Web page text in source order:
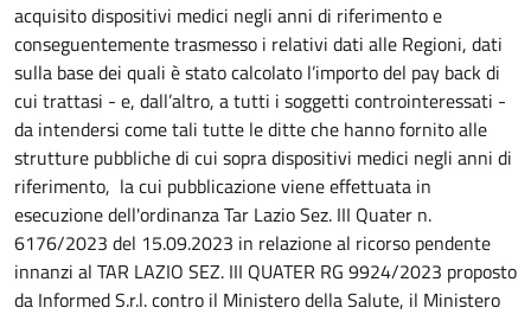
acquisito dispositivi medici negli anni di riferimento e
conseguentemente trasmesso i relativi dati alle Regioni, dati
sulla base dei quali è stato calcolato l’importo del pay back di
cui trattasi - e, dall’altro, a tutti i soggetti controinteressati -
da intendersi come tali tutte le ditte che hanno fornito alle
strutture pubbliche di cui sopra dispositivi medici negli anni di
riferimento, la cui pubblicazione viene effettuata in
esecuzione dell'ordinanza Tar Lazio Sez. III Quater n.
6176/2023 del 15.09.2023 in relazione al ricorso pendente
innanzi al TAR LAZIO SEZ. III QUATER RG 9924/2023 proposto
da Informed S.r.l. contro il Ministero della Salute, il Ministero